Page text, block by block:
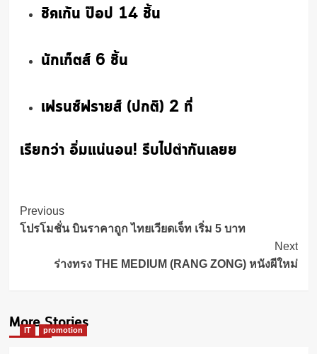
ชิคเก้น ป๊อป 14 ชิ้น
นักเก็ตส์ 6 ชิ้น
เฟรนช์ฟรายส์ (ปกติ) 2 ที่
เรียกว่า อิ่มแน่นอน! รีบไปตำกันเลยย
Post
Navigation
Previous
โปรโมชั่น บินราคาถูก ไทยเวียดเจ็ท เริ่ม 5 บาท
Next
ร่างทรง THE MEDIUM (RANG ZONG) หนังผีใหม่
More Stories
IT promotion